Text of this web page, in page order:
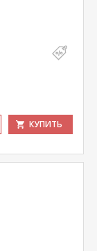
КУПИТЬ